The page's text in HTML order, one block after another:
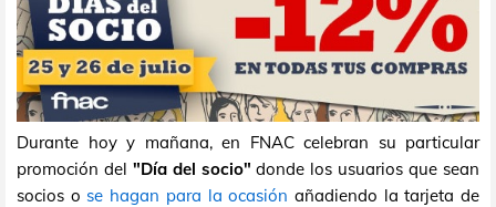
Durante hoy y mañana, en FNAC celebran su particular
promoción del "Día del socio" donde los usuarios que sean
socios ose hagan para la ocasión añadiendo la tarjeta de